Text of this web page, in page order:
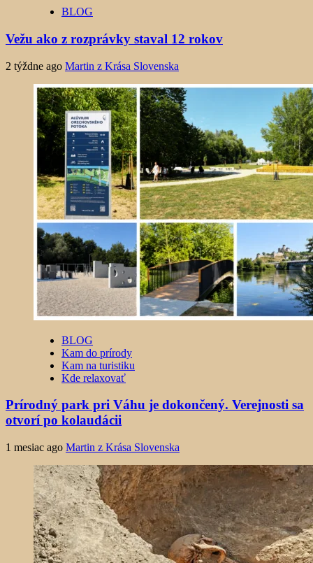
BLOG
Vežu ako z rozprávky staval 12 rokov
2 týždne ago Martin z Krása Slovenska
BLOG
Kam do prírody
Kam na turistiku
Kde relaxovať
Prírodný park pri Váhu je dokončený. Verejnosti sa
otvorí po kolaudácii
1 mesiac ago Martin z Krása Slovenska